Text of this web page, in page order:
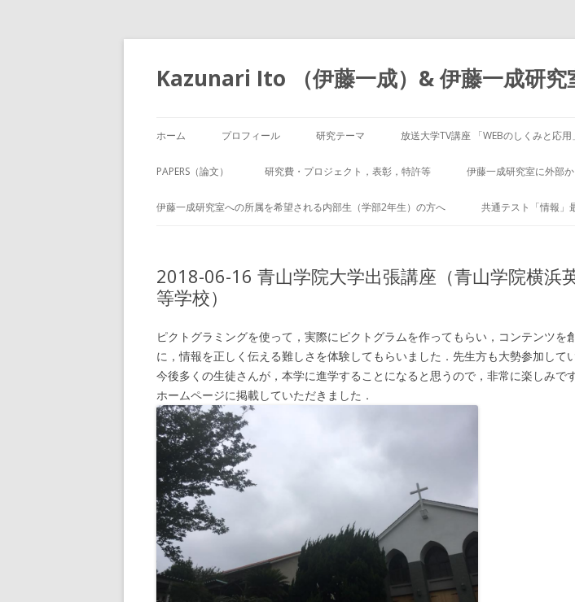
Kazunari Ito （伊藤一成）& 伊藤一成研究
ン
テ
ツ
へ
キ
ッ
ホーム プロフィール 研究テーマ 放送大学TV講座 「WEBのしくみと応
PAPERS（論文） 研究費・プロジェクト，表彰，特許等 伊藤一成研究室に外部
伊藤一成研究室への所属を希望される内部生（学部2年生）の方へ 共通テスト「情報」
2018-06-16 青山学院大学出張講座（青山学院横浜
等学校）
ピクトグラミングを使って，実際にピクトグラムを作ってもらい，コンテンツを
に，情報を正しく伝える難しさを体験してもらいました．先生方も大勢参加して
今後多くの生徒さんが，本学に進学することになると思うので，非常に楽しみで
ホームページに掲載していただきました．